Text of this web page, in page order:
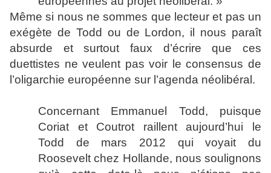
Même si nous ne sommes que lecteur et pas un
exégète de Todd ou de Lordon, il nous paraît
absurde et surtout faux d’écrire que ces
duettistes ne veulent pas voir le consensus de
l’oligarchie européenne sur l’agenda néolibéral.
Concernant Emmanuel Todd, puisque
Coriat et Coutrot raillent aujourd’hui le
Todd de mars 2012 qui voyait du
Roosevelt chez Hollande, nous soulignons